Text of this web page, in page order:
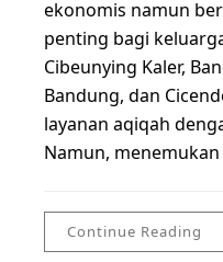
ekonomis namun
penting bagi
Cibeunying Kaler,
Bandung, dan
layanan aqiqah
Namun,
Continue Reading